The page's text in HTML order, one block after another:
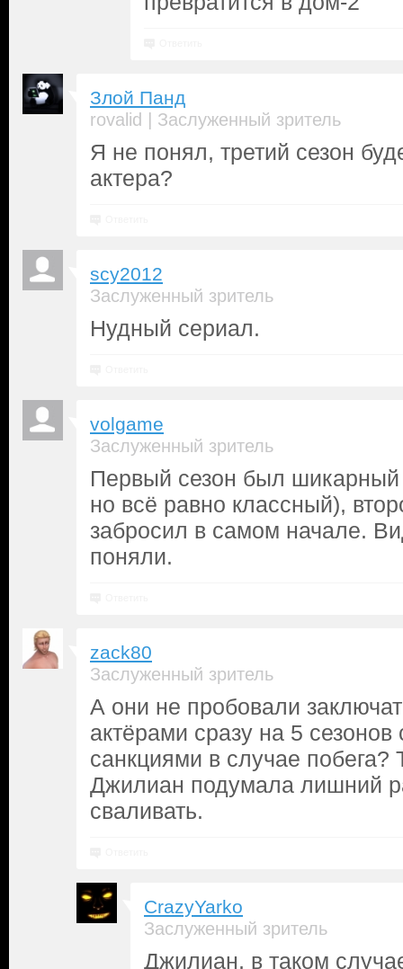
Злой Панд
rovalid | Заслуженный зритель
Я не понял, третий сезон
актера?
scy2012
Заслуженный зритель
Нудный сериал.
volgame
Заслуженный зритель
Первый сезон был
но всё равно классный),
забросил в самом начале.
поняли.
zack80
Заслуженный зритель
А они не пробовали
актёрами сразу на 5
санкциями в случае побега?
Джилиан подумала лишний
сваливать.
CrazyYarko
Заслуженный зритель
Джилиан, в таком